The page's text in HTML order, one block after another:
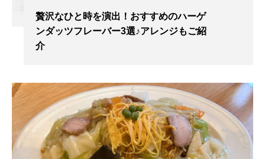
贅沢なひと時を演出！おすすめのハーゲ
ンダッツフレーバー3選♪アレンジもご紹
介